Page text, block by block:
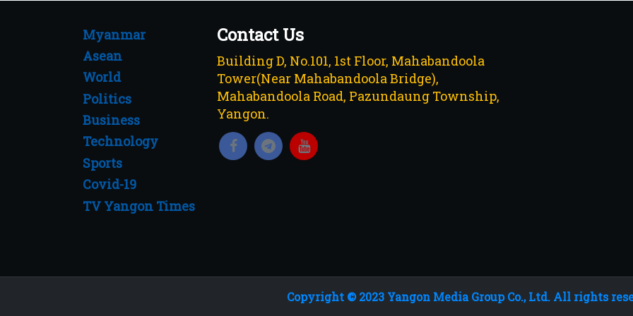
Myanmar
Asean
World
Politics
Business
Technology
Sports
Covid-19
TV Yangon Times
Contact Us
Building D, No.101, 1st Floor, Mahabandoola
Tower(Near Mahabandoola Bridge),
Mahabandoola Road, Pazundaung Township,
Yangon.
Copyright © 2023 Yangon Media Group Co., Ltd. All rights